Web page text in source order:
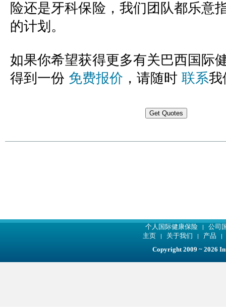
险还是牙科保险，我们团队都乐意
的计划。
如果你希望获得更多有关巴西国际
得到一份 免费报价 ，请随时 联系我
个人国际健康保险 |
公司
主页
| 关于我们 | 产品
Copyright 2009 ~ 2026